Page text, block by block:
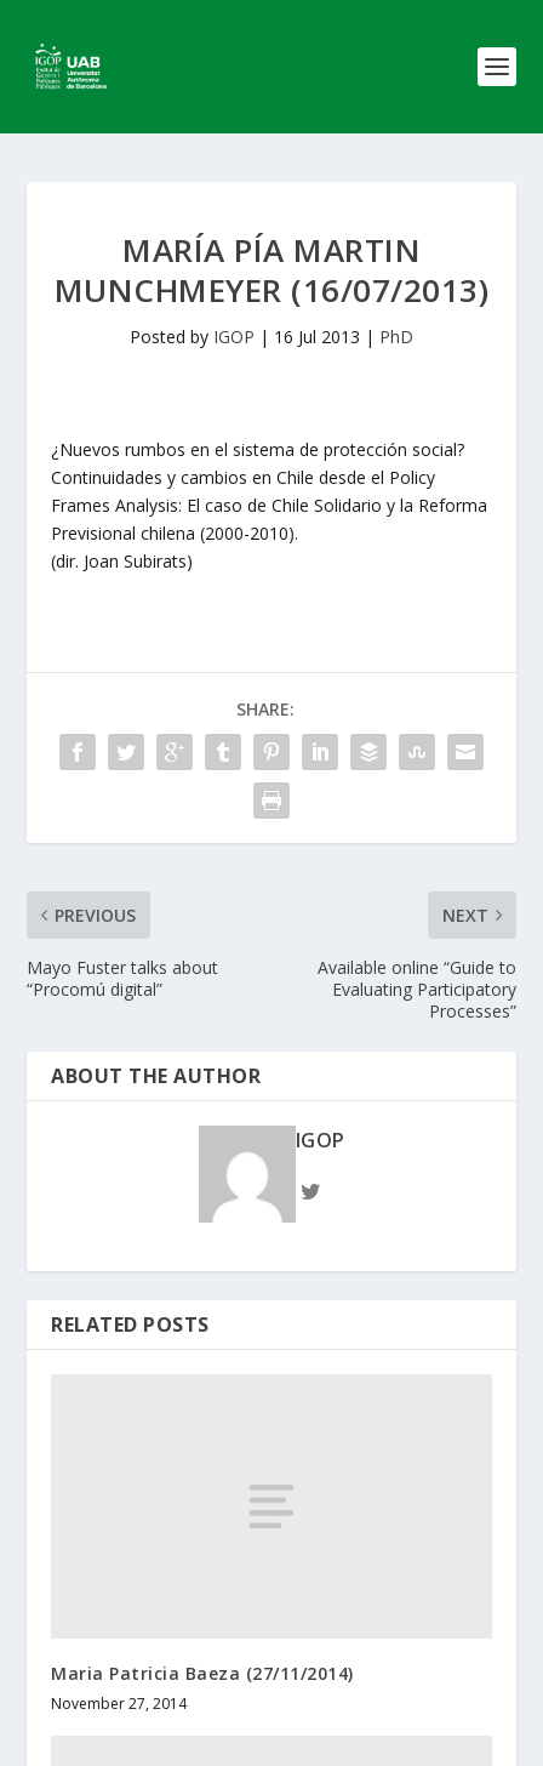
MARÍA PÍA MARTIN
MUNCHMEYER (16/07/2013)
Posted by IGOP | 16 Jul 2013 | PhD
¿Nuevos rumbos en el sistema de protección social?
Continuidades y cambios en Chile desde el Policy
Frames Analysis: El caso de Chile Solidario y la Reforma
Previsional chilena (2000-2010).
(dir. Joan Subirats)
SHARE:
PREVIOUS
Mayo Fuster talks about
“Procomú digital”
NEXT
Available online “Guide to
Evaluating Participatory
Processes”
ABOUT THE AUTHOR
IGOP
RELATED POSTS
Maria Patricia Baeza (27/11/2014)
November 27, 2014